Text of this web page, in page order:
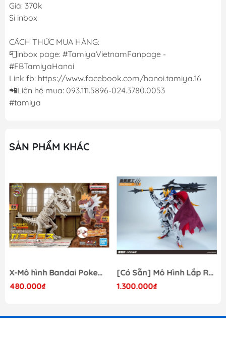
Giá: 370k
Sỉ inbox
CÁCH THỨC MUA HÀNG:
📮inbox page: #TamiyaVietnamFanpage -
#FBTamiyaHanoi
Link fb: https://www.facebook.com/hanoi.tamiya.16
📲Liên hệ mua: 093.111.5896-024.3780.0053
#tamiya
SẢN PHẨM KHÁC
X-Mô hình Bandai Pokemon PLAMO COLLECTION Fossil Pokemon Series Tyrantrum
480.000₫
[Có Sẵn] Mô Hình Lắp Ráp 1/60 Barbatos Logar Wolf Remains Meavy Industries
1.300.000₫